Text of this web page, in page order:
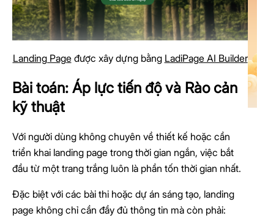
Landing Pageđược xây dựng bằng LadiPage AI Builder
Bài toán: Áp lực tiến độ và Rào cản
kỹ thuật
Với người dùng không chuyên về thiết kế hoặc cần
triển khai landing page trong thời gian ngắn, việc bắt
đầu từ một trang trắng luôn là phần tốn thời gian nhất.
Đặc biệt với các bài thi hoặc dự án sáng tạo, landing
page không chỉ cần đầy đủ thông tin mà còn phải: